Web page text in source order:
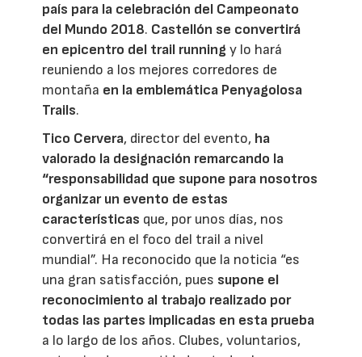
país para la celebración del Campeonato
del Mundo 2018. Castellón se convertirá
en epicentro del trail running y lo hará
reuniendo a los mejores corredores de
montaña en la emblemática Penyagolosa
Trails.
Tico Cervera, director del evento, ha
valorado la designación remarcando la
“responsabilidad que supone para nosotros
organizar un evento de estas
características que, por unos días, nos
convertirá en el foco del trail a nivel
mundial”. Ha reconocido que la noticia “es
una gran satisfacción, pues supone el
reconocimiento al trabajo realizado por
todas las partes implicadas en esta prueba
a lo largo de los años. Clubes, voluntarios,